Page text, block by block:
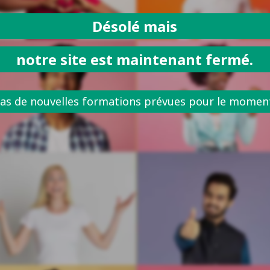
Désolé mais
notre site est maintenant fermé.
de nouvelles formations prévues pour le